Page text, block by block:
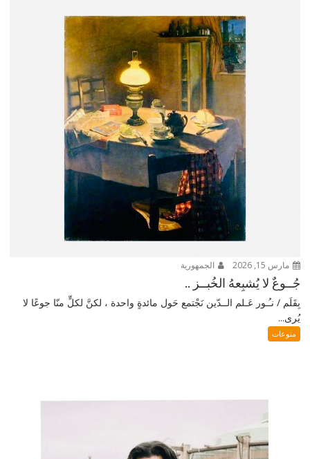
مارس 15, 2026 الجمهورية
جُــوعٌ لا يُشبِعهُ الخُبــز ..
بِقَلَم / نـُـور عَـلم الــدّين نَجْتمع حَول مائدةٍ واحدة ، لكنَّ لكلٍّ منّا جوعًا لا
يُرى...
منوعات